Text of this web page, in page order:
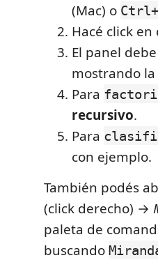
(Mac) o
Hacé click
El panel
mostrando
Para
recursivo.
Para
con ejemplo.
También podés
(click derecho) →
paleta de
buscando